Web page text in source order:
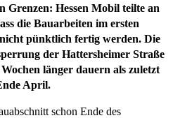
Grenzen: Hessen Mobil teilte an
die Bauarbeiten im ersten
pünktlich fertig werden. Die
der Hattersheimer Straße
länger dauern als zuletzt
April.
schon Ende des